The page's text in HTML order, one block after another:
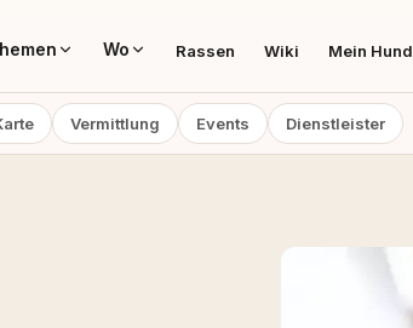
Wo Rassen Wiki Mein Hund
Vermittlung Events Dienstleister